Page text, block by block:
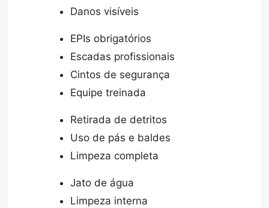
Danos visíveis
EPIs obrigatórios
Escadas profissionais
Cintos de segurança
Equipe treinada
Retirada de detritos
Uso de pás e baldes
Limpeza completa
Jato de água
Limpeza interna